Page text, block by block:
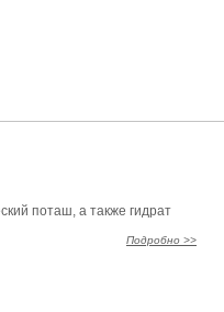
поташ, а также гидрат
Подробно >>